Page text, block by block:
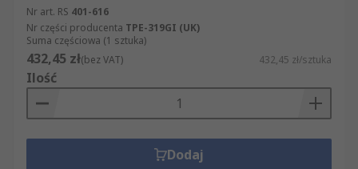
Nr art. RS 401-616
Nr części producenta TPE-319GI (UK)
Suma częściowa (1 sztuka)
432,45 zł(bez VAT) 432,45 zł/sztuka
Ilość
Dodaj